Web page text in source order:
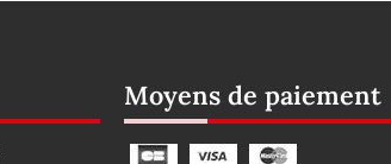
Moyens de paiement